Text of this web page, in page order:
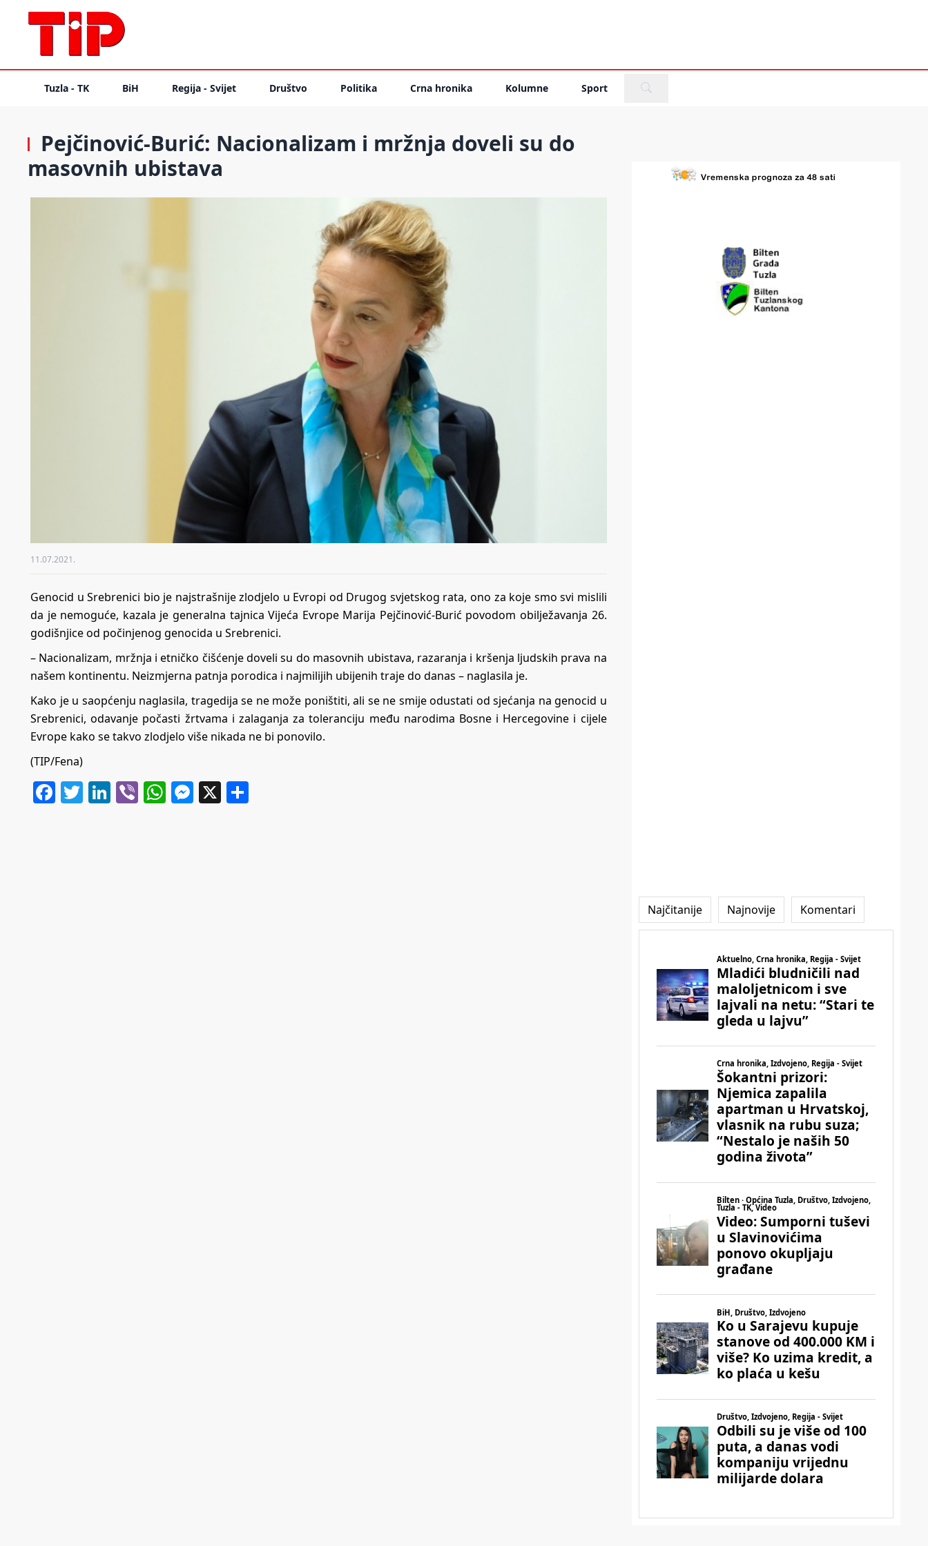
Tuzla - TK BiH Regija - Svijet Društvo Politika Crna hronika Kolumne Sport
Pejčinović-Burić: Nacionalizam i mržnja doveli su do
masovnih ubistava
11.07.2021.
Genocid u Srebrenici bio je najstrašnije zlodjelo u Evropi od Drugog svjetskog rata, ono za koje smo svi mislili
da je nemoguće, kazala je generalna tajnica Vijeća Evrope Marija Pejčinović-Burić povodom obilježavanja 26.
godišnjice od počinjenog genocida u Srebrenici.
– Nacionalizam, mržnja i etničko čišćenje doveli su do masovnih ubistava, razaranja i kršenja ljudskih prava na
našem kontinentu. Neizmjerna patnja porodica i najmilijih ubijenih traje do danas – naglasila je.
Kako je u saopćenju naglasila, tragedija se ne može poništiti, ali se ne smije odustati od sjećanja na genocid u
Srebrenici, odavanje počasti žrtvama i zalaganja za toleranciju među narodima Bosne i Hercegovine i cijele
Evrope kako se takvo zlodjelo više nikada ne bi ponovilo.
(TIP/Fena)
Facebook
Twitter
LinkedIn
ViberWhatsApp
Messenger
X
Najčitanije Najnovije Komentari